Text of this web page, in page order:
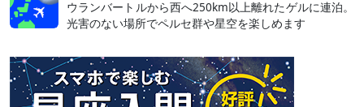
ウランバートルから西へ250km以上離れたゲルに連泊。
光害のない場所でペルセ群や星空を楽しめます